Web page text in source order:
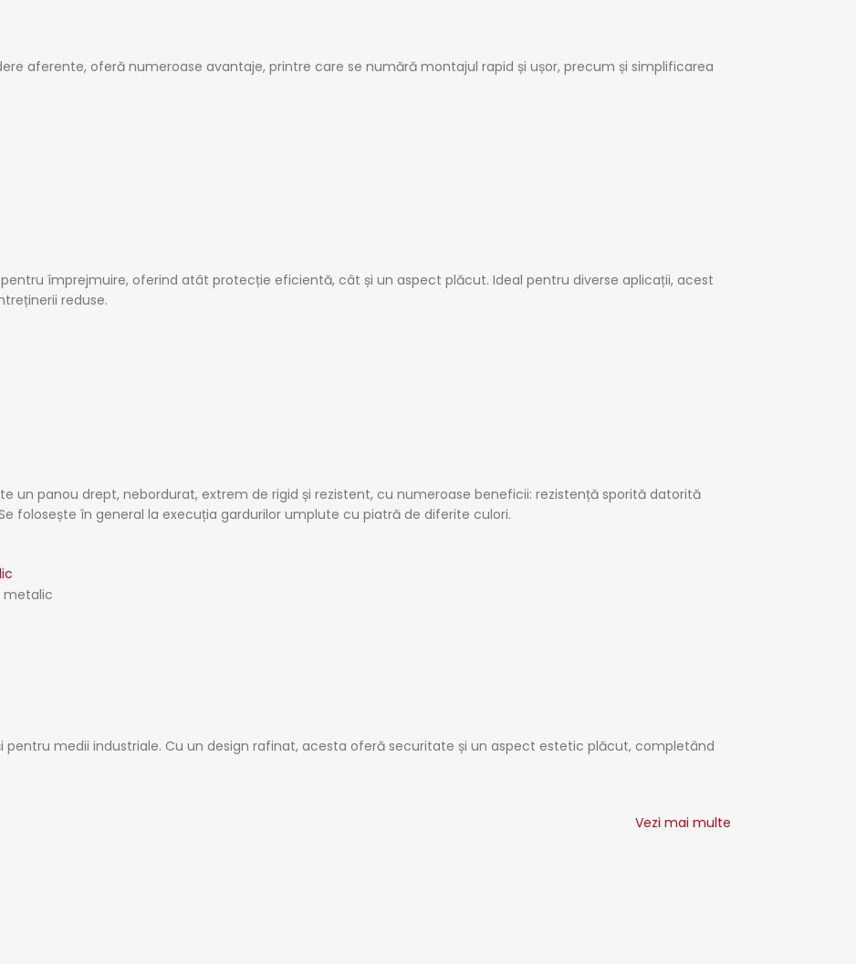
aferente, oferă numeroase avantaje, printre care se numără montajul rapid și ușor, precum și simplificarea
împrejmuire, oferind atât protecție eficientă, cât și un aspect plăcut. Ideal pentru diverse aplicații, acest
reduse.
un panou drept, nebordurat, extrem de rigid și rezistent, cu numeroase beneficii: rezistență sporită datorită
folosește în general la execuția gardurilor umplute cu piatră de diferite culori.
pentru medii industriale. Cu un design rafinat, acesta oferă securitate și un aspect estetic plăcut, completând
Vezi mai multe